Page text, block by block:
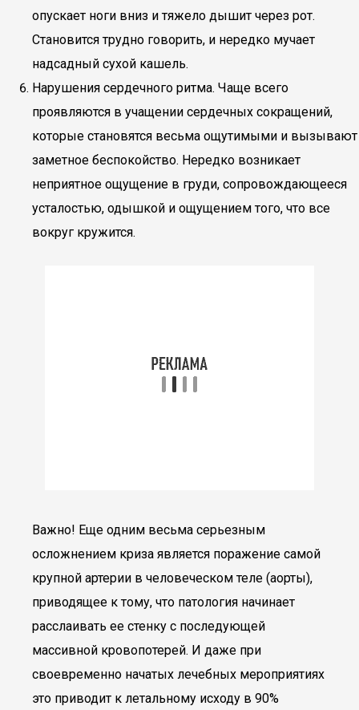
опускает ноги вниз и тяжело дышит через рот.
Становится трудно говорить, и нередко мучает
надсадный сухой кашель.
Нарушения сердечного ритма. Чаще всего
проявляются в учащении сердечных сокращений,
которые становятся весьма ощутимыми и вызывают
заметное беспокойство. Нередко возникает
неприятное ощущение в груди, сопровождающееся
усталостью, одышкой и ощущением того, что все
вокруг кружится.
Важно! Еще одним весьма серьезным
осложнением криза является поражение самой
крупной артерии в человеческом теле (аорты),
приводящее к тому, что патология начинает
расслаивать ее стенку с последующей
массивной кровопотерей. И даже при
своевременно начатых лечебных мероприятиях
это приводит к летальному исходу в 90%